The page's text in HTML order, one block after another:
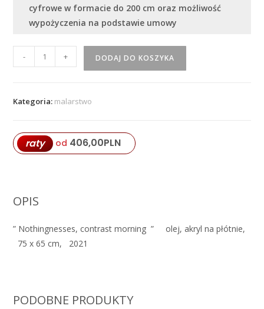
cyfrowe w formacie do 200 cm oraz możliwość
wypożyczenia na podstawie umowy
''
contrast
- + DODAJ DO KOSZYKA
Kategoria: malarstwo
raty od 406,00PLN
OPIS
” Nothingnesses, contrast morning ” olej, akryl na płótnie,
75 x 65 cm, 2021
PODOBNE PRODUKTY